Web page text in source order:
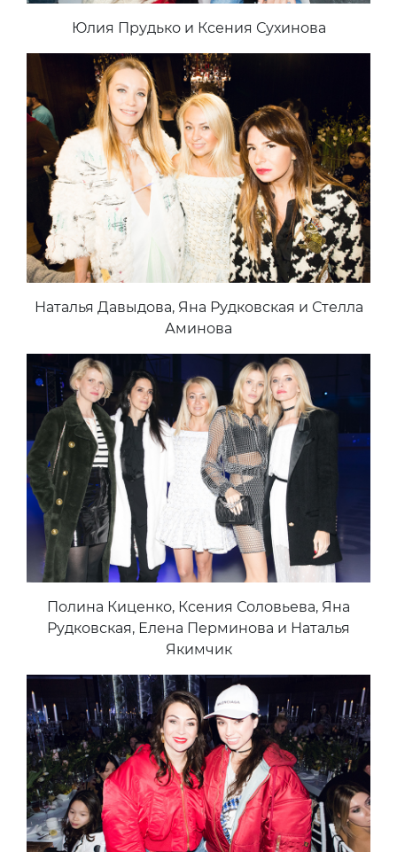
Юлия Прудько и Ксения Сухинова
Наталья Давыдова, Яна Рудковская и Стелла
Аминова
Полина Киценко, Ксения Соловьева, Яна
Рудковская, Елена Перминова и Наталья
Якимчик